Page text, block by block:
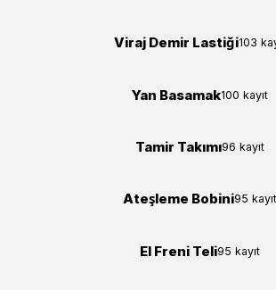
Viraj Demir Lastiği103
Yan Basamak100 kayıt
Tamir Takımı96 kayıt
Ateşleme Bobini95 kayıt
El Freni Teli95 kayıt